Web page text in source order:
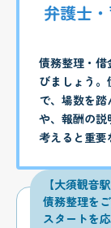
弁護士
債務整理・借
びましょう
で、場数を
や、報酬の説
考えると重要
【大須観音
債務整理を
スタートを